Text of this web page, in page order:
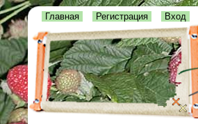
Главная Регистрация Вход